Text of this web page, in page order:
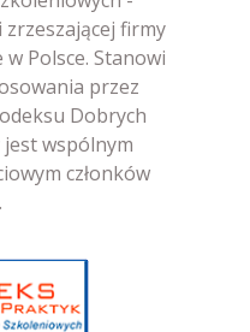
firmy
Polsce. Stanowi
przez
Dobrych
wspólnym
członków